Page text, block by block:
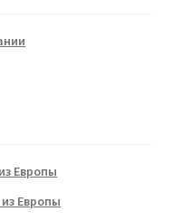
Европы
Европы